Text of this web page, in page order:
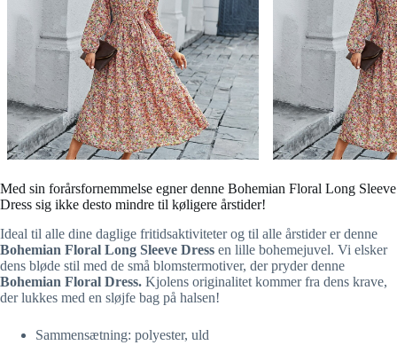
Med sin forårsfornemmelse egner denne Bohemian Floral Long Sleeve
Dress sig ikke desto mindre til køligere årstider!
Ideal til alle dine daglige fritidsaktiviteter og til alle årstider er denne
Bohemian Floral Long Sleeve Dress en lille bohemejuvel. Vi elsker
dens bløde stil med de små blomstermotiver, der pryder denne
Bohemian Floral Dress. Kjolens originalitet kommer fra dens krave,
der lukkes med en sløjfe bag på halsen!
Sammensætning: polyester, uld